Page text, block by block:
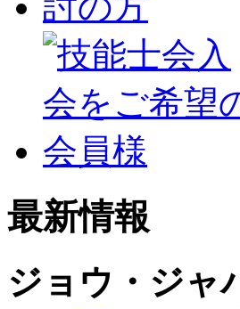
最新情報
ジョウ・ジャ